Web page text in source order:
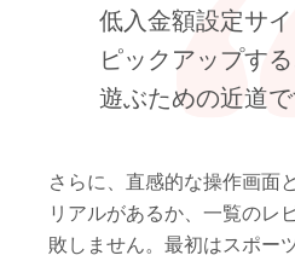
低入金額設定サ
ピックアップす
遊ぶための近道で
さらに、直感的な操作画面
リアルがあるか、一覧のレ
敗しません。最初はスポー